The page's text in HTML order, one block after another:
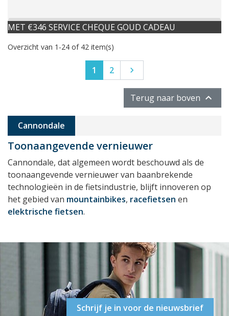
MET €346 SERVICE CHEQUE GOUD CADEAU
Overzicht van 1-24 of 42 item(s)
1 2 Volgende

Terug naar boven 
Cannondale
Toonaangevende vernieuwer
Cannondale, dat algemeen wordt beschouwd als de
toonaangevende vernieuwer van baanbrekende
technologieën in de fietsindustrie, blijft innoveren op
het gebied van mountainbikes, racefietsen en
elektrische fietsen.
Schrijf je in voor de nieuwsbrief